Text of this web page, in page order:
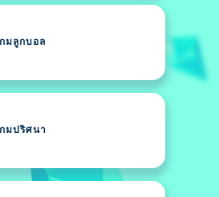
กมลูกบอล
กมปริศนา